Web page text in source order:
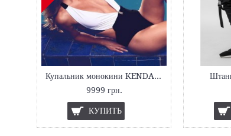
Купальник монокини KENDALL
9999 грн.
КУПИТЬ